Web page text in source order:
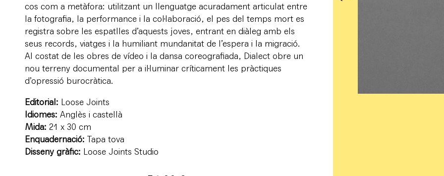
cos com a metàfora: utilitzant un llenguatge acuradament articulat entre
la fotografia, la performance i la col·laboració, el pes del temps mort es
registra sobre les espatlles d’aquests joves, entrant en diàleg amb els
seus records, viatges i la humiliant mundanitat de l’espera i la migració.
Al costat de les obres de vídeo i la dansa coreografiada, Dialect obre un
nou terreny documental per a il·luminar críticament les pràctiques
d’opressió burocràtica.
Editorial: Loose Joints
Idiomes: Anglès i castellà
Mida: 21 x 30 cm
Enquadernació: Tapa tova
Disseny gràfic: Loose Joints Studio